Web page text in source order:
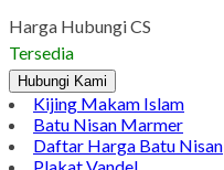
Harga Hubungi CS
Tersedia
Hubungi Kami
Kijing Makam Islam
Batu Nisan Marmer
Daftar Harga Batu Nisan